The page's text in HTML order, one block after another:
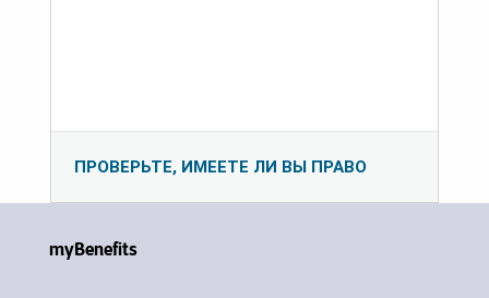
ПРОВЕРЬТЕ, ИМЕЕТЕ ЛИ ВЫ ПРАВО
myBenefits